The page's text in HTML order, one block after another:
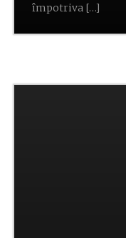
împotriva […]